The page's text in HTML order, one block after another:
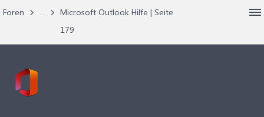
Foren ...
Microsoft Outlook Hilfe | Seite
179